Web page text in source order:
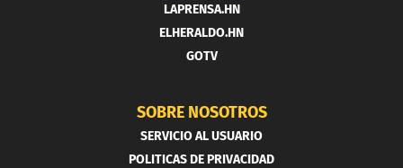
LAPRENSA.HN
ELHERALDO.HN
GOTV
SOBRE NOSOTROS
SERVICIO AL USUARIO
POLITICAS DE PRIVACIDAD